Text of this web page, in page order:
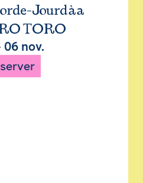
Jourdàa
TORO
06 nov.